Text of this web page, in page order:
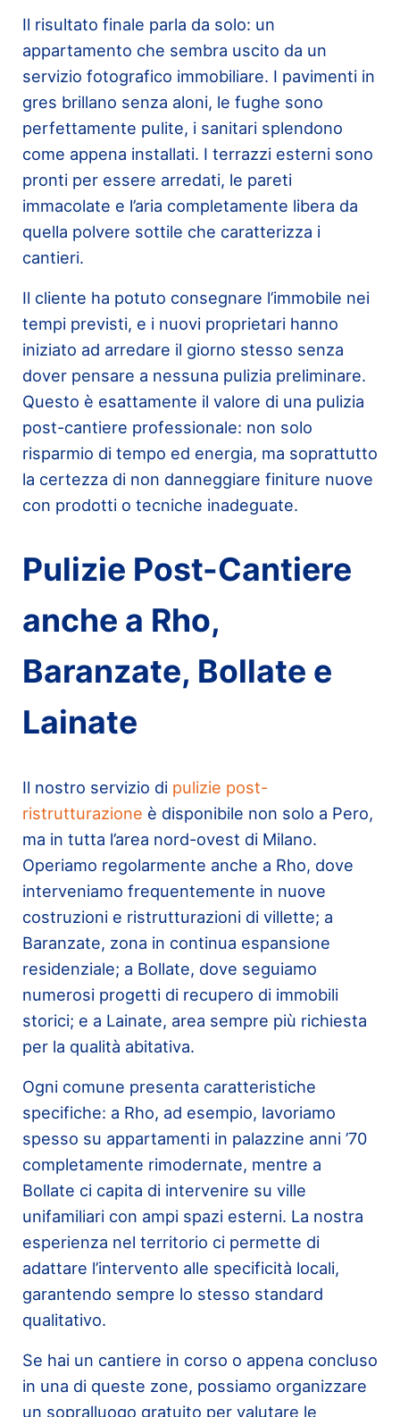
Il risultato finale parla da solo: un
appartamento che sembra uscito da un
servizio fotografico immobiliare. I pavimenti in
gres brillano senza aloni, le fughe sono
perfettamente pulite, i sanitari splendono
come appena installati. I terrazzi esterni sono
pronti per essere arredati, le pareti
immacolate e l’aria completamente libera da
quella polvere sottile che caratterizza i
cantieri.
Il cliente ha potuto consegnare l’immobile nei
tempi previsti, e i nuovi proprietari hanno
iniziato ad arredare il giorno stesso senza
dover pensare a nessuna pulizia preliminare.
Questo è esattamente il valore di una pulizia
post-cantiere professionale: non solo
risparmio di tempo ed energia, ma soprattutto
la certezza di non danneggiare finiture nuove
con prodotti o tecniche inadeguate.
Pulizie Post-Cantiere
anche a Rho,
Baranzate, Bollate e
Lainate
Il nostro servizio di pulizie post-
ristrutturazione è disponibile non solo a Pero,
ma in tutta l’area nord-ovest di Milano.
Operiamo regolarmente anche a Rho, dove
interveniamo frequentemente in nuove
costruzioni e ristrutturazioni di villette; a
Baranzate, zona in continua espansione
residenziale; a Bollate, dove seguiamo
numerosi progetti di recupero di immobili
storici; e a Lainate, area sempre più richiesta
per la qualità abitativa.
Ogni comune presenta caratteristiche
specifiche: a Rho, ad esempio, lavoriamo
spesso su appartamenti in palazzine anni ’70
completamente rimodernate, mentre a
Bollate ci capita di intervenire su ville
unifamiliari con ampi spazi esterni. La nostra
esperienza nel territorio ci permette di
adattare l’intervento alle specificità locali,
garantendo sempre lo stesso standard
qualitativo.
Se hai un cantiere in corso o appena concluso
in una di queste zone, possiamo organizzare
un sopralluogo gratuito per valutare le